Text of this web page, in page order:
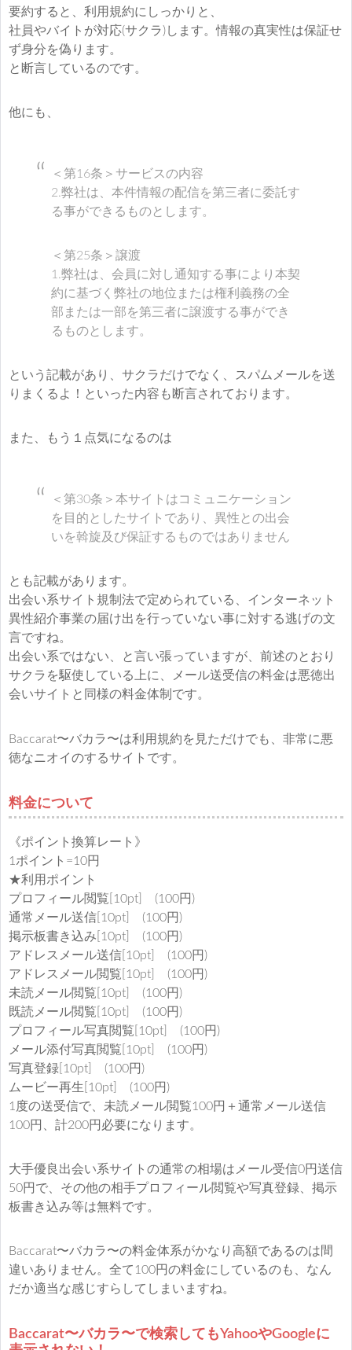
要約すると、利用規約にしっかりと、
社員やバイトが対応(サクラ)します。情報の真実性は保証せ
ず身分を偽ります。
と断言しているのです。
他にも、
＜第16条＞サービスの内容
2.弊社は、本件情報の配信を第三者に委託す
る事ができるものとします。
＜第25条＞譲渡
1.弊社は、会員に対し通知する事により本契
約に基づく弊社の地位または権利義務の全
部または一部を第三者に譲渡する事ができ
るものとします。
という記載があり、サクラだけでなく、スパムメールを送
りまくるよ！といった内容も断言されております。
また、もう１点気になるのは
＜第30条＞本サイトはコミュニケーション
を目的としたサイトであり、異性との出会
いを斡旋及び保証するものではありません
とも記載があります。
出会い系サイト規制法で定められている、インターネット
異性紹介事業の届け出を行っていない事に対する逃げの文
言ですね。
出会い系ではない、と言い張っていますが、前述のとおり
サクラを駆使している上に、メール送受信の料金は悪徳出
会いサイトと同様の料金体制です。
Baccarat〜バカラ〜は利用規約を見ただけでも、非常に悪
徳なニオイのするサイトです。
料金について
《ポイント換算レート》
1ポイント=10円
★利用ポイント
プロフィール閲覧[10pt] (100円)
通常メール送信[10pt] (100円)
掲示板書き込み[10pt] (100円)
アドレスメール送信[10pt] (100円)
アドレスメール閲覧[10pt] (100円)
未読メール閲覧[10pt] (100円)
既読メール閲覧[10pt] (100円)
プロフィール写真閲覧[10pt] (100円)
メール添付写真閲覧[10pt] (100円)
写真登録[10pt] (100円)
ムービー再生[10pt] (100円)
1度の送受信で、未読メール閲覧100円＋通常メール送信
100円、計200円必要になります。
大手優良出会い系サイトの通常の相場はメール受信0円送信
50円で、その他の相手プロフィール閲覧や写真登録、掲示
板書き込み等は無料です。
Baccarat〜バカラ〜の料金体系がかなり高額であるのは間
違いありません。全て100円の料金にしているのも、なん
だか適当な感じすらしてしまいますね。
Baccarat〜バカラ〜で検索してもYahooやGoogleに